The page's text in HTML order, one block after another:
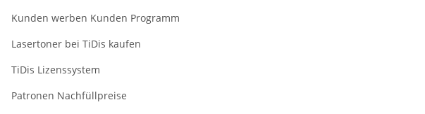
Kunden werben Kunden Programm
Lasertoner bei TiDis kaufen
TiDis Lizenssystem
Patronen Nachfüllpreise